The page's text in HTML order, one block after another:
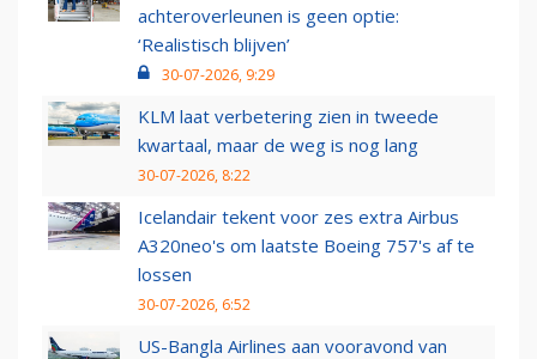
achteroverleunen is geen optie:
‘Realistisch blijven’
30-07-2026, 9:29
KLM laat verbetering zien in tweede
kwartaal, maar de weg is nog lang
30-07-2026, 8:22
Icelandair tekent voor zes extra Airbus
A320neo's om laatste Boeing 757's af te
lossen
30-07-2026, 6:52
US-Bangla Airlines aan vooravond van